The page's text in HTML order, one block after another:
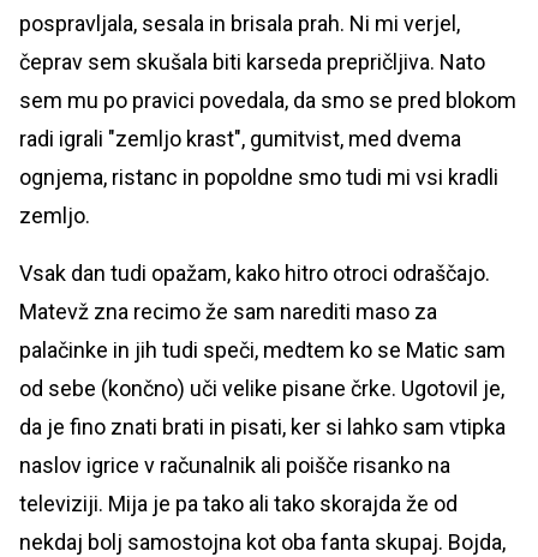
pospravljala, sesala in brisala prah. Ni mi verjel,
čeprav sem skušala biti karseda prepričljiva. Nato
sem mu po pravici povedala, da smo se pred blokom
radi igrali "zemljo krast", gumitvist, med dvema
ognjema, ristanc in popoldne smo tudi mi vsi kradli
zemljo.
Vsak dan tudi opažam, kako hitro otroci odraščajo.
Matevž zna recimo že sam narediti maso za
palačinke in jih tudi speči, medtem ko se Matic sam
od sebe (končno) uči velike pisane črke. Ugotovil je,
da je fino znati brati in pisati, ker si lahko sam vtipka
naslov igrice v računalnik ali poišče risanko na
televiziji. Mija je pa tako ali tako skorajda že od
nekdaj bolj samostojna kot oba fanta skupaj. Bojda,